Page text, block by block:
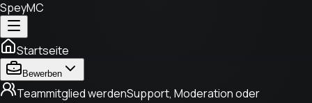
SpeyMC
Startseite
Bewerben
Teammitglied werdenSupport, Moderation oder